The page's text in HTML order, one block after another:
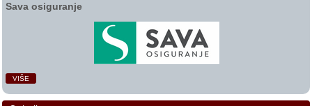
Sava osiguranje
VIŠE